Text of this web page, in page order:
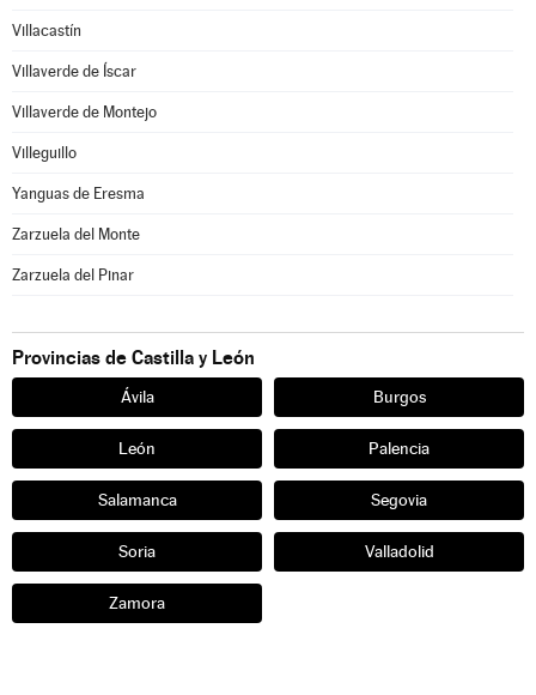
Villacastín
Villaverde de Íscar
Villaverde de Montejo
Villeguillo
Yanguas de Eresma
Zarzuela del Monte
Zarzuela del Pinar
Provincias de Castilla y León
Ávila Burgos
León Palencia
Salamanca Segovia
Soria Valladolid
Zamora